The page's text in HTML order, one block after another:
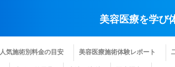
美容医療を学び
人気施術別料金の目安 美容医療施術体験レポート